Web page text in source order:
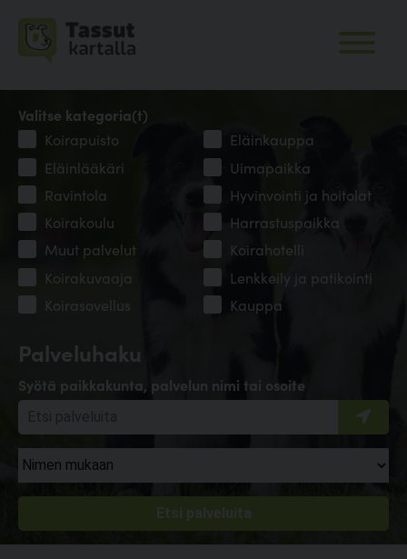
Palveluhaku
Syötä paikkakunta, palvelun nimi tai osoite
Valitse kategoria(t)
Koirapuisto
Eläinkauppa
Eläinlääkäri
Uimapaikka
Ravintola
Hyvinvointi ja hoitolat
Koirakoulu
Harrastuspaikka
Muut palvelut
Koirahotelli
Koirakuvaaja
Lenkkeily ja patikointi
Koirasovellus
Kauppa